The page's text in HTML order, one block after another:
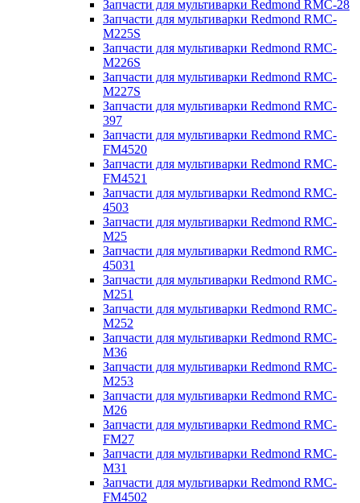
Запчасти для мультиварки Redmond RMC-28
Запчасти для мультиварки Redmond RMC-
M225S
Запчасти для мультиварки Redmond RMC-
M226S
Запчасти для мультиварки Redmond RMC-
M227S
Запчасти для мультиварки Redmond RMC-
397
Запчасти для мультиварки Redmond RMC-
FM4520
Запчасти для мультиварки Redmond RMC-
FM4521
Запчасти для мультиварки Redmond RMC-
4503
Запчасти для мультиварки Redmond RMC-
M25
Запчасти для мультиварки Redmond RMC-
45031
Запчасти для мультиварки Redmond RMC-
M251
Запчасти для мультиварки Redmond RMC-
M252
Запчасти для мультиварки Redmond RMC-
M36
Запчасти для мультиварки Redmond RMC-
M253
Запчасти для мультиварки Redmond RMC-
M26
Запчасти для мультиварки Redmond RMC-
FM27
Запчасти для мультиварки Redmond RMC-
M31
Запчасти для мультиварки Redmond RMC-
FM4502